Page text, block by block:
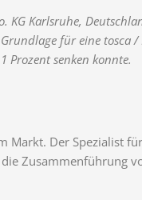
Karlsruhe,
für eine tosca
Prozent senken konnte.
Markt. Der Spezialist
Zusammenführung